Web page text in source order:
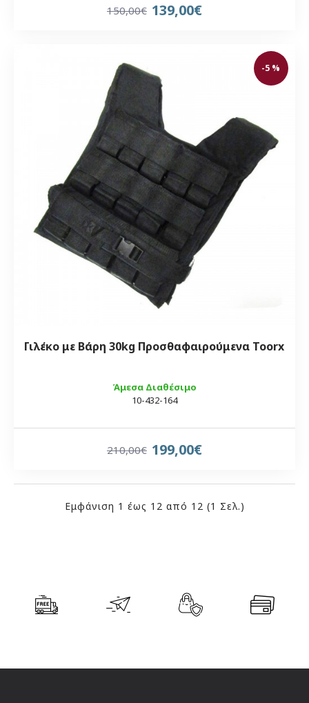
139,00€
150,00€
-5 %
Άμεσα Διαθέσιμο
10-432-164
Γιλέκο με Βάρη 30kg Προσθαφαιρούμενα Toorx
199,00€
210,00€
Εμφάνιση 1 έως 12 από 12 (1 Σελ.)